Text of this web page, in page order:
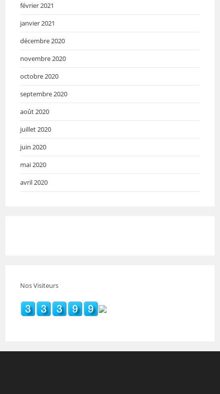
février 2021
janvier 2021
décembre 2020
novembre 2020
octobre 2020
septembre 2020
août 2020
juillet 2020
juin 2020
mai 2020
avril 2020
Nos Visiteurs